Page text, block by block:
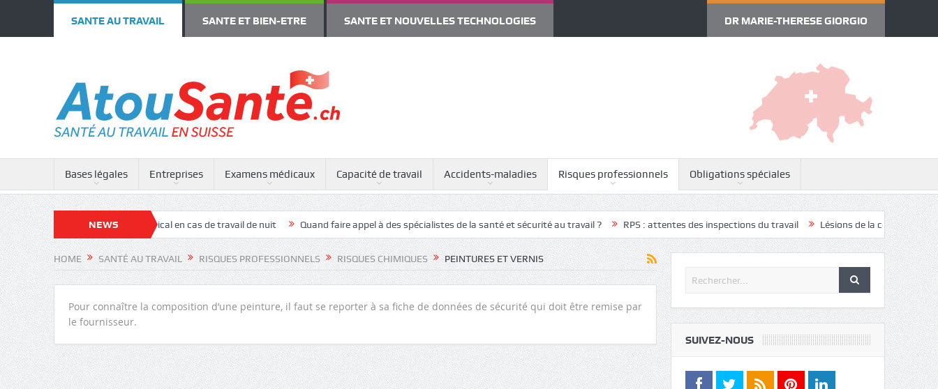
SANTE AU TRAVAIL SANTE ET BIEN-ETRE SANTE ET NOUVELLES TECHNOLOGIES DR MARIE-THERESE GIORGIO
Bases légales Entreprises Examens médicaux Capacité de travail Accidents-maladies Risques professionnels Obligations spéciales
NEWS
rotation Examen médical en cas de travail de nuit Quand faire appel à des spécialistes de la santé et sécurité au travail ? RPS : attentes des inspections du travail Lésions de la coiffe des rotateurs
HOME SANTÉ AU TRAVAIL RISQUES PROFESSIONNELS RISQUES CHIMIQUES PEINTURES ET VERNIS
Pour connaître la composition d’une peinture, il faut se reporter à sa fiche de données de sécurité qui doit être remise par
le fournisseur.
SUIVEZ-NOUS